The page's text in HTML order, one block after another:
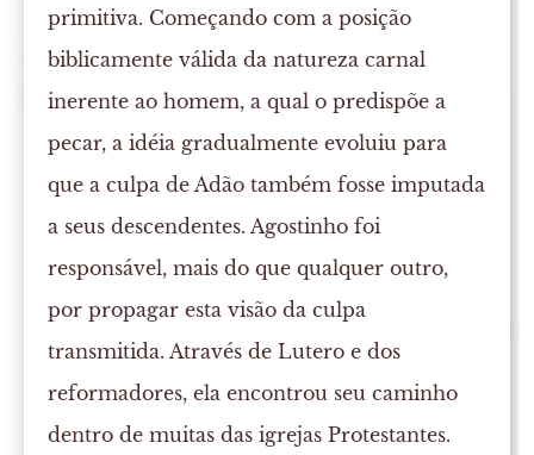
primitiva. Começando com a posição
biblicamente válida da natureza carnal
inerente ao homem, a qual o predispõe a
pecar, a idéia gradualmente evoluiu para
que a culpa de Adão também fosse imputada
a seus descendentes. Agostinho foi
responsável, mais do que qualquer outro,
por propagar esta visão da culpa
transmitida. Através de Lutero e dos
reformadores, ela encontrou seu caminho
dentro de muitas das igrejas Protestantes.